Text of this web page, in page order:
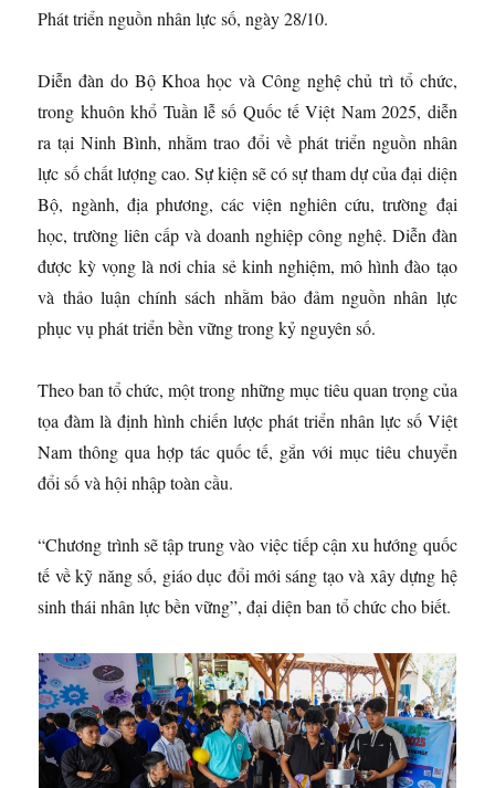
Phát triển nguồn nhân lực số, ngày 28/10.
Diễn đàn do Bộ Khoa học và Công nghệ chủ trì tổ chức,
trong khuôn khổ Tuần lễ số Quốc tế Việt Nam 2025, diễn
ra tại Ninh Bình, nhằm trao đổi về phát triển nguồn nhân
lực số chất lượng cao. Sự kiện sẽ có sự tham dự của đại diện
Bộ, ngành, địa phương, các viện nghiên cứu, trường đại
học, trường liên cấp và doanh nghiệp công nghệ. Diễn đàn
được kỳ vọng là nơi chia sẻ kinh nghiệm, mô hình đào tạo
và thảo luận chính sách nhằm bảo đảm nguồn nhân lực
phục vụ phát triển bền vững trong kỷ nguyên số.
Theo ban tổ chức, một trong những mục tiêu quan trọng của
tọa đàm là định hình chiến lược phát triển nhân lực số Việt
Nam thông qua hợp tác quốc tế, gắn với mục tiêu chuyển
đổi số và hội nhập toàn cầu.
“Chương trình sẽ tập trung vào việc tiếp cận xu hướng quốc
tế về kỹ năng số, giáo dục đổi mới sáng tạo và xây dựng hệ
sinh thái nhân lực bền vững”, đại diện ban tổ chức cho biết.